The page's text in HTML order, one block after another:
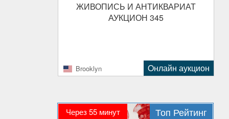
ЖИВОПИСЬ И АНТИКВАРИАТ
АУКЦИОН 345
Brooklyn Oнлайн аукцион
Через 55 минут Топ Рейтинг